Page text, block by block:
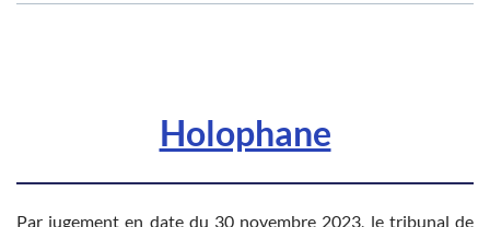
Holophane
Par jugement en date du 30 novembre 2023, le tribunal de